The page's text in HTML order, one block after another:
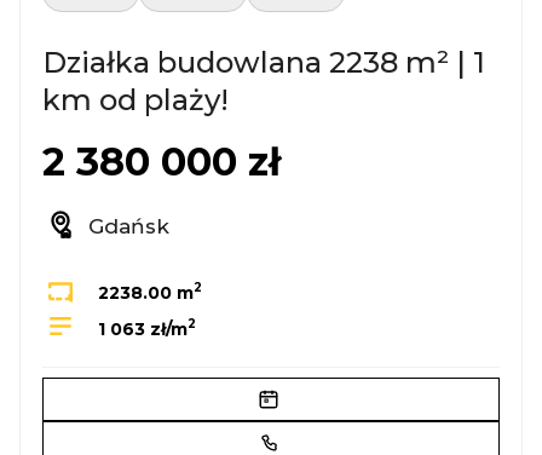
Działka budowlana 2238 m² | 1
km od plaży!
2 380 000 zł
Gdańsk
2238.00 m2
1 063 zł/m2